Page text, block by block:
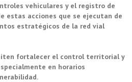
vehiculares y el registro de
estas acciones que se ejecutan de
estratégicos de la red vial
fortalecer el control territorial y
en horarios